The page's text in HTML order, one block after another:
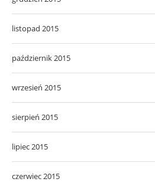
listopad 2015
październik 2015
wrzesień 2015
sierpień 2015
lipiec 2015
czerwiec 2015